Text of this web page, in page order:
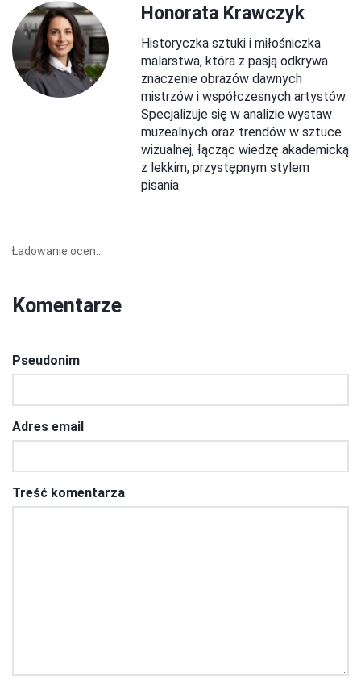
Honorata Krawczyk
Historyczka sztuki i miłośniczka
malarstwa, która z pasją odkrywa
znaczenie obrazów dawnych
mistrzów i współczesnych artystów.
Specjalizuje się w analizie wystaw
muzealnych oraz trendów w sztuce
wizualnej, łącząc wiedzę akademicką
z lekkim, przystępnym stylem
pisania.
Ładowanie ocen...
Komentarze
Pseudonim
Adres email
Treść komentarza